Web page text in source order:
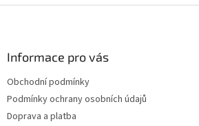
Informace pro vás
Obchodní podmínky
Podmínky ochrany osobních údajů
Doprava a platba